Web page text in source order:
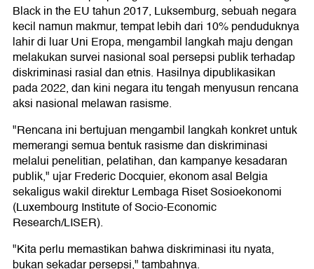
Black in the EU tahun 2017, Luksemburg, sebuah negara
kecil namun makmur, tempat lebih dari 10% penduduknya
lahir di luar Uni Eropa, mengambil langkah maju dengan
melakukan survei nasional soal persepsi publik terhadap
diskriminasi rasial dan etnis. Hasilnya dipublikasikan
pada 2022, dan kini negara itu tengah menyusun rencana
aksi nasional melawan rasisme.
"Rencana ini bertujuan mengambil langkah konkret untuk
memerangi semua bentuk rasisme dan diskriminasi
melalui penelitian, pelatihan, dan kampanye kesadaran
publik," ujar Frederic Docquier, ekonom asal Belgia
sekaligus wakil direktur Lembaga Riset Sosioekonomi
(Luxembourg Institute of Socio-Economic
Research/LISER).
"Kita perlu memastikan bahwa diskriminasi itu nyata,
bukan sekadar persepsi," tambahnya.